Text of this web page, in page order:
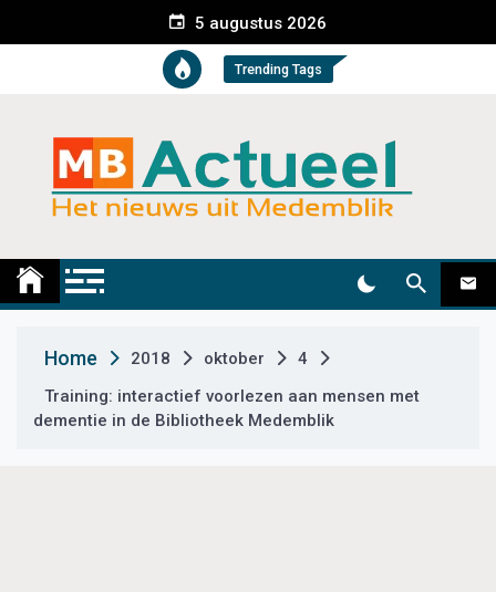
e
t
5 augustus 2026
Trending Tags
Medemblik Actueel
Home 2018 oktober
4
Training: interactief voorlezen aan mensen met
dementie in de Bibliotheek Medemblik